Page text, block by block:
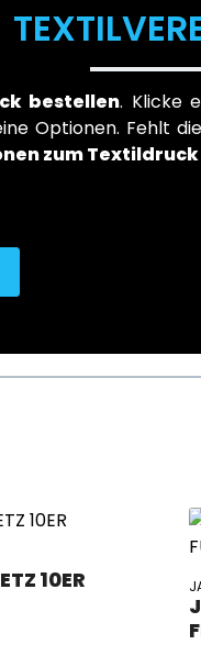
bestellen. Klicke
Optionen. Fehlt
zum
10ER